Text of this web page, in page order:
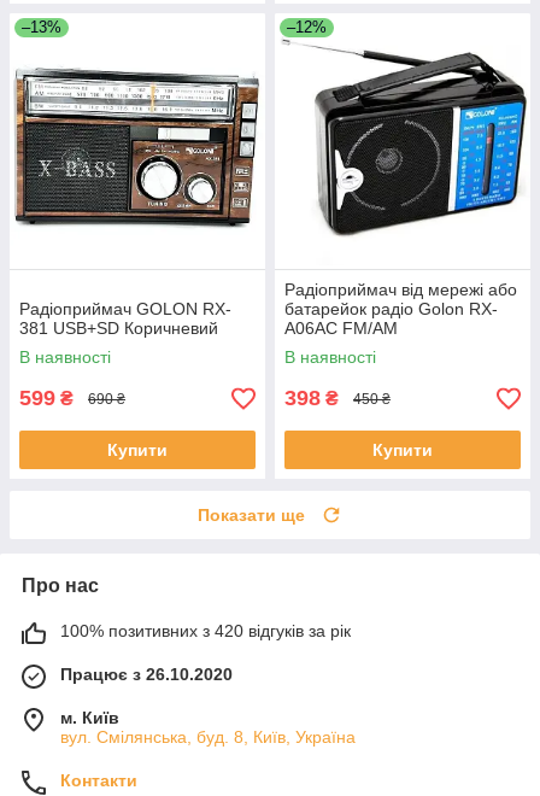
–13%
Радіоприймач GOLON RX-
381 USB+SD Коричневий
В наявності
599 ₴ 690 ₴
Купити
–12%
Радіоприймач від мережі або
батарейок радіо Golon RX-
A06AC FM/AM
В наявності
398 ₴ 450 ₴
Купити
Показати ще
Про нас
100% позитивних з 420 відгуків за рік
Працює з 26.10.2020
м. Київ
вул. Смілянська, буд. 8, Київ, Україна
Контакти